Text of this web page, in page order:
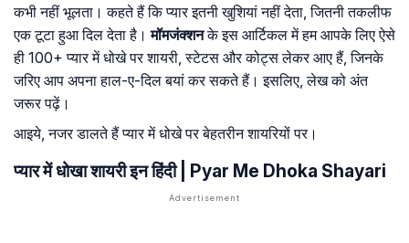
कभी नहीं भूलता। कहते हैं कि प्यार इतनी खुशियां नहीं देता, जितनी तकलीफ
एक टूटा हुआ दिल देता है।मॉमजंक्शनके इस आर्टिकल में हम आपके लिए ऐसे
ही 100+ प्यार में धोखे पर शायरी, स्टेटस और कोट्स लेकर आए हैं, जिनके
जरिए आप अपना हाल-ए-दिल बयां कर सकते हैं। इसलिए, लेख को अंत
जरूर पढ़ें।
आइये, नजर डालते हैं प्यार में धोखे पर बेहतरीन शायरियों पर।
प्यार में धोखा शायरी इन हिंदी | Pyar Me Dhoka Shayari